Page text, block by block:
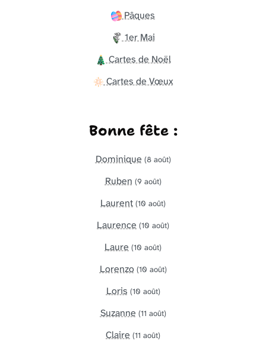
Pâques
1er Mai
Cartes de Noël
Cartes de Vœux
Bonne fête :
Dominique (8 août)
Ruben (9 août)
Laurent (10 août)
Laurence (10 août)
Laure (10 août)
Lorenzo (10 août)
Loris (10 août)
Suzanne (11 août)
Claire (11 août)